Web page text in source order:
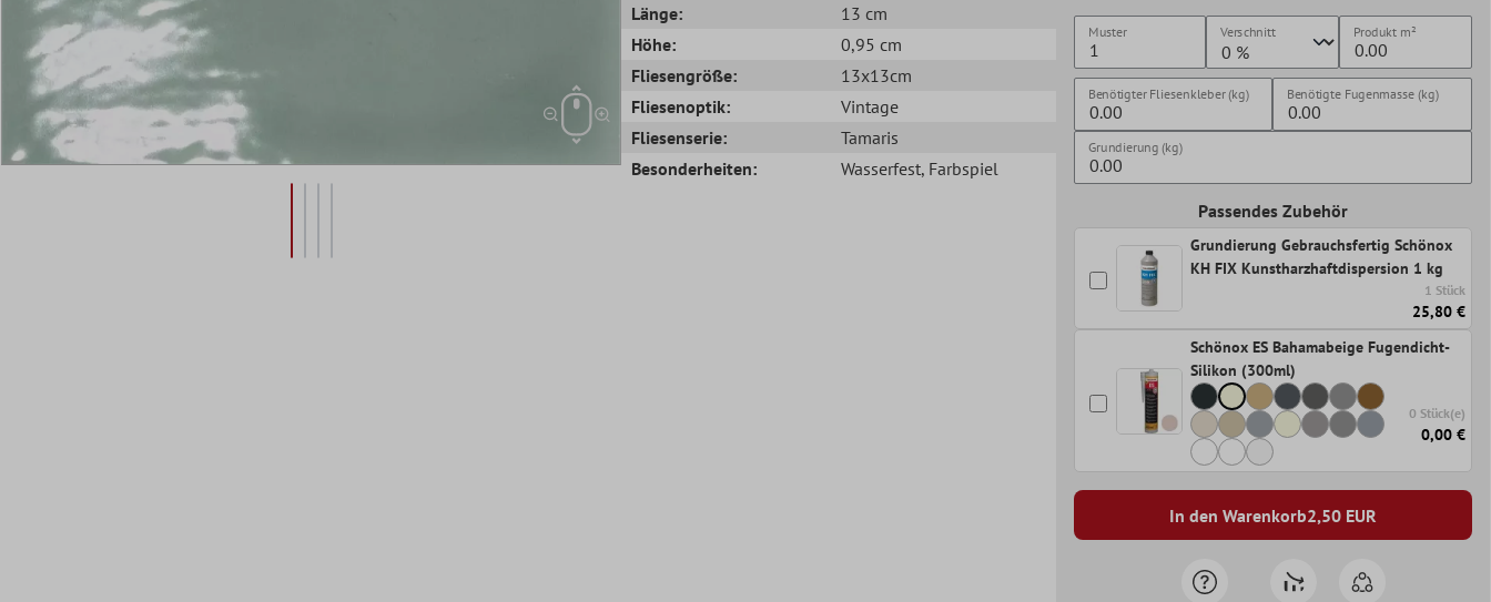
Länge:
13 cm
Höhe:
0,95 cm
Fliesengröße:
13x13cm
Fliesenoptik:
Vintage
Fliesenserie:
Tamaris
Besonderheiten:
Wasserfest, Farbspiel
Muster Verschnitt Produkt m²
Benötigter Fliesenkleber (kg) Benötigte Fugenmasse (kg)
Grundierung (kg)
Passendes Zubehör
Grundierung Gebrauchsfertig Schönox
KH FIX Kunstharzhaftdispersion 1 kg
1 Stück
25,80 €
Schönox ES Bahamabeige Fugendicht-
Silikon (300ml)
0 Stück(e)
0,00 €
In den Warenkorb2,50EUR